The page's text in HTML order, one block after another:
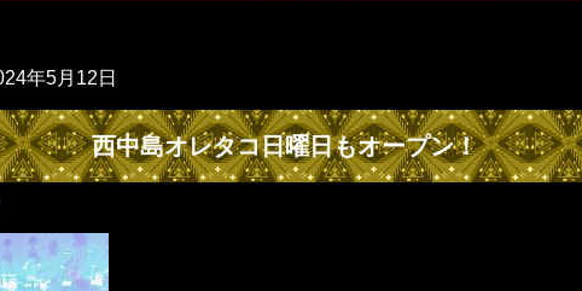
年5月12日
西中島オレタコ日曜日もオープン！